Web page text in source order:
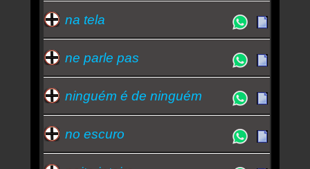
na tela
ne parle pas
ninguém é de ninguém
no escuro